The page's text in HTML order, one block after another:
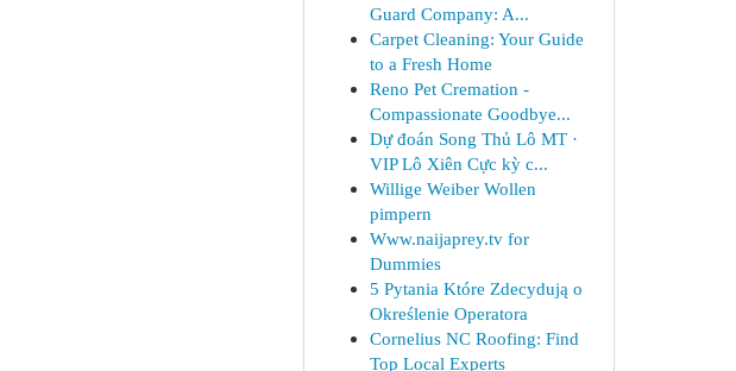
Guard Company: A...
Carpet Cleaning: Your Guide
to a Fresh Home
Reno Pet Cremation -
Compassionate Goodbye...
Dự đoán Song Thủ Lô MT ·
VIP Lô Xiên Cực kỳ c...
Willige Weiber Wollen
pimpern
Www.naijaprey.tv for
Dummies
5 Pytania Które Zdecydują o
Określenie Operatora
Cornelius NC Roofing: Find
Top Local Experts